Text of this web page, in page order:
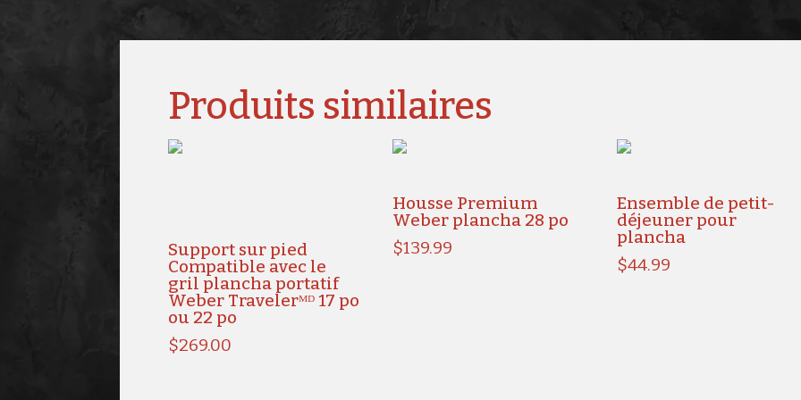
Produits similaires
Support sur pied
Compatible avec le
gril plancha portatif
Weber Travelerᴹᴰ 17 po
ou 22 po
$269.00
Housse Premium
Weber plancha 28 po
$139.99
Ensemble de petit-
déjeuner pour
plancha
$44.99